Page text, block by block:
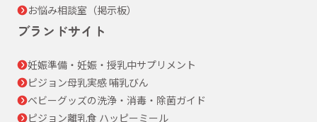
お悩み相談室（掲示板）
ブランドサイト
妊娠準備・妊娠・授乳中サプリメント
ピジョン母乳実感 哺乳びん
ベビーグッズの洗浄・消毒・除菌ガイド
ピジョン離乳食 ハッピーミール